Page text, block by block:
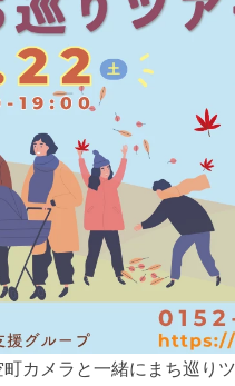
カメラと一緒にまち巡り